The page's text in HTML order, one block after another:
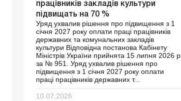
працівників закладів культури
підвищать на 70 %
Уряд ухвалив рішення про підвищення з 1
січня 2027 року оплати праці працівників
державних та комунальних закладів
культури Відповідна постанова Кабінету
Міністрів України прийнята 15 липня 2026 р.
за № 951. Уряд ухвалив рішення про
підвищення з 1 січня 2027 року оплати
праці працівників державних т...
10.07.2026